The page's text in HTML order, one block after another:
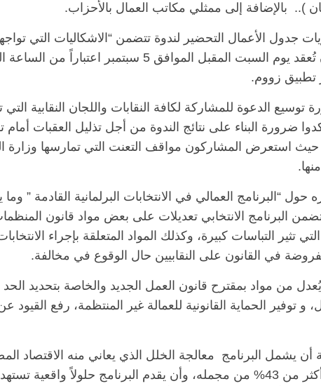
).. بالإضافة إلى ممثلي مكاتب العمال بالأحزاب.
جدول الأعمال التحضير لندوة تتضمن “الاشكاليات التي
الراغبة في التأسيس” على أن تُعقد يوم السبت المقبل الموافق 5 سبتمبر
تطبيق زووم.
الدعوة للمشاركة لكافة النقابات واللجان النقابية التي
ضرورة البناء على نتائج الندوة من أجل تذليل العقبات أمام
حيث استعرض المشاركون مواقف التعنت التي تمارسها وزارة
“البرنامج العمالي في الانتخابات البرلمانية القادمة ”
البرنامج الانتخابي تعديلات على بعض مواد قانون المنظمات
كالمادة رقم ( 10 ) التي تثير التباسات كبيرة، وكذلك المواد المتعلقة بإجراء
في القانون على النقابيين حال الوقوع في مخالفة.
من مواد بمقترح قانون العمل الجديد والخاصة بتحديد الحد
و توفير الحماية القانونية للعمالة غير المنتظمة، رفع القيود
أن يشمل البرنامج معالجة الخلل الذي يعاني منه الاقتصاد
يشكل الاقتصاد غير الرسمي أكثر من 43% من مجمله، وأن يقدم البرنامج حلولاً
الرئيسية مصر ناس
حسين عبدالهادي فارس
الخصخصة الذي دافع عن
(بروفايل)
ذكرى رحيله.. د. نور فرحات فقيه
دافع عن قضايا الوطن وانحاز